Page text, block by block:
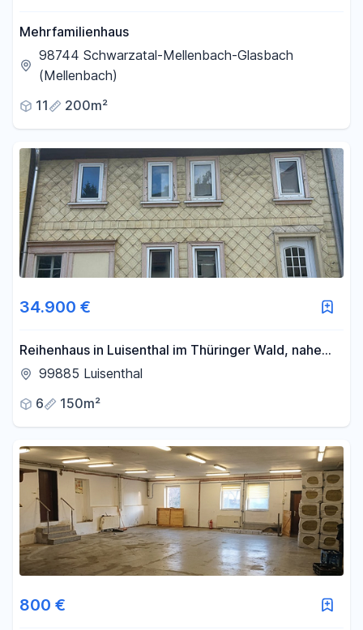
Mehrfamilienhaus
98744 Schwarzatal-Mellenbach-Glasbach
(Mellenbach)
11
200m²
34.900 €
Reihenhaus in Luisenthal im Thüringer Wald, nahe
Rennsteig
99885 Luisenthal
6
150m²
800 €